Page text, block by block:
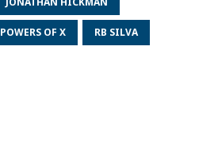
POWERS OF X RB SILVA